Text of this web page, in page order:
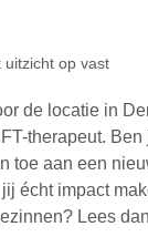
uitzicht op vast
de locatie in
therapeut.
toe aan een
écht impact
Lees